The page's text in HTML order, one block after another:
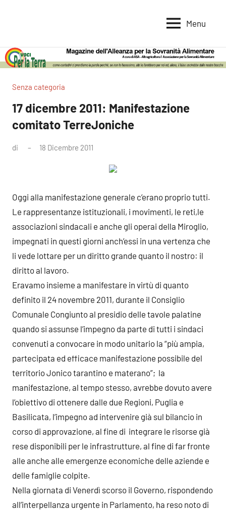
per
la
Terra
per
la
Alimentare
Menu
Senza categoria
17 dicembre 2011: Manifestazione
comitato TerreJoniche
di 18 Dicembre 2011
Oggi alla manifestazione generale c’erano proprio tutti.
Le rappresentanze istituzionali, i movimenti, le reti,le
associazioni sindacali e anche gli operai della Miroglio,
impegnati in questi giorni anch’essi in una vertenza che
li vede lottare per un diritto grande quanto il nostro: il
diritto al lavoro.
Eravamo insieme a manifestare in virtù di quanto
definito il 24 novembre 2011, durante il Consiglio
Comunale Congiunto al presidio delle tavole palatine
quando si assunse l’impegno da parte di tutti i sindaci
convenuti a convocare in modo unitario la “più ampia,
partecipata ed efficace manifestazione possibile del
territorio Jonico tarantino e materano”; la
manifestazione, al tempo stesso, avrebbe dovuto avere
l’obiettivo di ottenere dalle due Regioni, Puglia e
Basilicata, l’impegno ad intervenire già sul bilancio in
corso di approvazione, al fine di integrare le risorse già
rese disponibili per le infrastrutture, al fine di far fronte
alle anche alle emergenze economiche delle aziende e
delle famiglie colpite.
Nella giornata di Venerdì scorso il Governo, rispondendo
all’interpellanza urgente in Parlamento, ha reso noto di